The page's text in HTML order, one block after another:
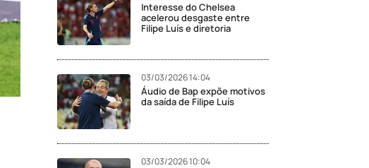
Interesse do Chelsea
acelerou desgaste entre
Filipe Luís e diretoria
03/03/2026 14:04
Áudio de Bap expõe motivos
da saída de Filipe Luís
03/03/2026 10:04